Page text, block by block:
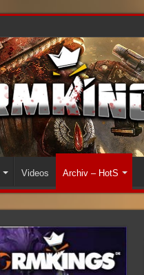
Videos Archiv – HotS